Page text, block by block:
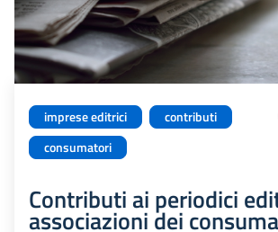
imprese editrici
contributi
consumatori
Contributi ai periodici
associazioni dei